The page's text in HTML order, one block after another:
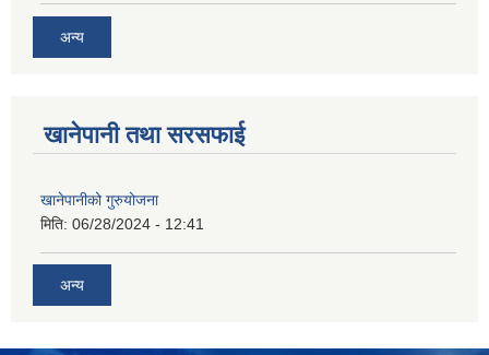
अन्य
खानेपानी तथा सरसफाई
खानेपानीको गुरुयोजना
मिति: 06/28/2024 - 12:41
अन्य